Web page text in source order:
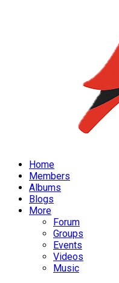
Home
Members
Albums
Blogs
More
Forum
Groups
Events
Videos
Music